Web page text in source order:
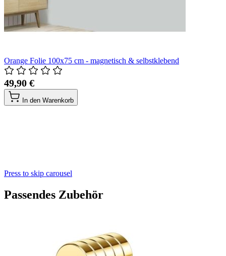
Orange Folie 100x75 cm - magnetisch & selbstklebend
49,90 €
In den Warenkorb
Press to skip carousel
Passendes Zubehör